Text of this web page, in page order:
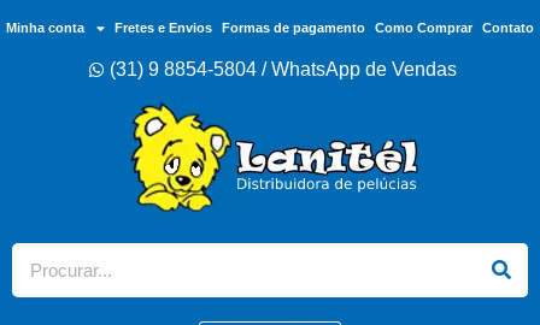
Minha conta Fretes e Envios Formas de pagamento Como Comprar Contato
(31) 9 8854-5804 / WhatsApp de Vendas